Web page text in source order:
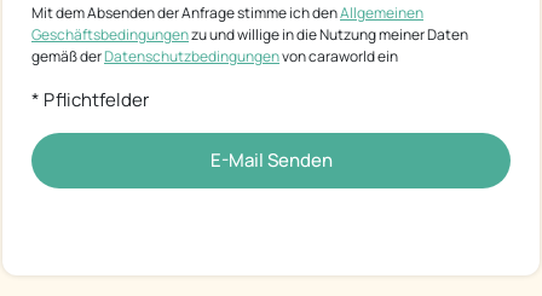
Mit dem Absenden der Anfrage stimme ich denAllgemeinen
Geschäftsbedingungenzu und willige in die Nutzung meiner Daten
gemäß derDatenschutzbedingungenvon caraworld ein
* Pflichtfelder
E-Mail Senden